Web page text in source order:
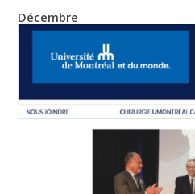
Décembre